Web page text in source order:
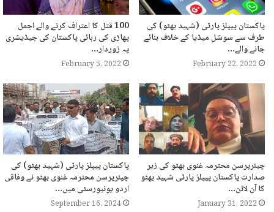
پاکستان پیپلز پارٹی (شہید بھٹو) کی
طرف سے سوشل میڈیا کے خلاف بنائے
جانے والے…
February 22, 2022
100 قتل کا اعتراف کرنے والے اجمل
پھاڑی کی رہائی پاکستان کی جیڈیشری
پہ زوردار…
February 5, 2022
چیئرپرسن محترمہ غنوی بھٹو کی زیر
صدارت پاکستان پیپلز پارٹی شہید بھٹو
کا آن لائن…
January 31, 2022
پاکستان پیپلز پارٹی (شہید بھٹو) کی
چیئرپرسن محترمہ غنوی بھٹو نے وفاقی
اردو یونیورسٹی میں…
September 16, 2024